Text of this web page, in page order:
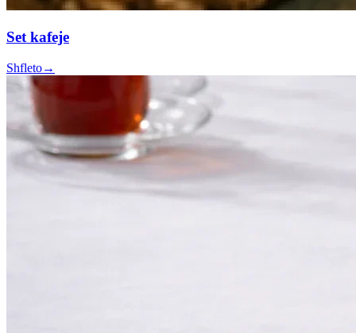
Set kafeje
Shfleto→